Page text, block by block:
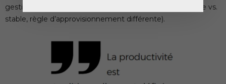
gestion projet vs. production, environnement dynamique vs.
stable, règle d’approvisionnement différente).